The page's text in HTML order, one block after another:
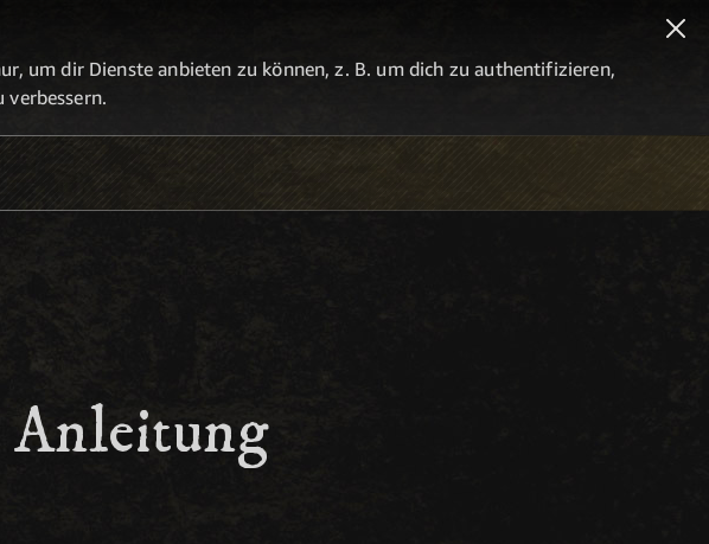
um dir Dienste anbieten zu können, z. B. um dich zu authentifizieren,
Anleitung